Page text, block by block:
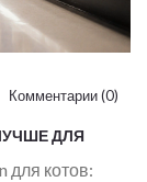
(0)
ДЛЯ
для котов: